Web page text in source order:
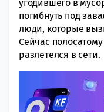
угодившего в
погибнуть под
люди, которые
Сейчас
разлетелся в сети.